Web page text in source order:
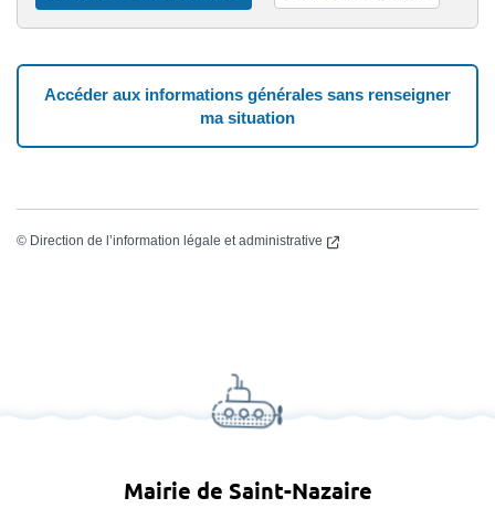
Accéder aux informations générales sans renseigner
ma situation
© Direction de l’information légale et administrative (nouvelle fenêtre)
Mairie de Saint-Nazaire